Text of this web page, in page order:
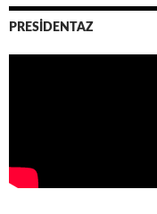
PRESİDENTAZ